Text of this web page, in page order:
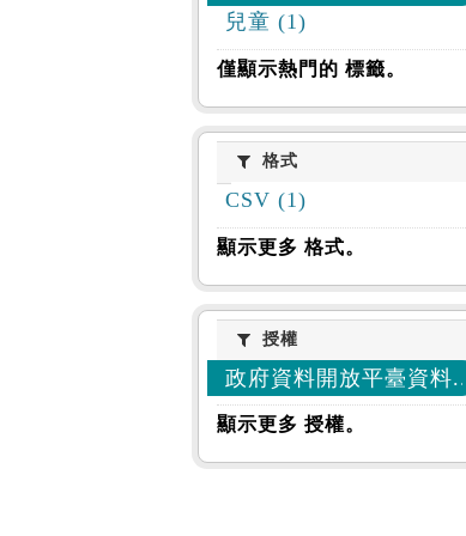
兒童 (1)
僅顯示熱門的 標籤。
格式格式
CSV (1)
顯示更多 格式。
授權授權
政府資料開放平臺資料
顯示更多 授權。